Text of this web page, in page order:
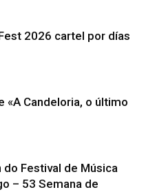
2026 cartel por días
«A Candeloria, o último
do Festival de Música
– 53 Semana de